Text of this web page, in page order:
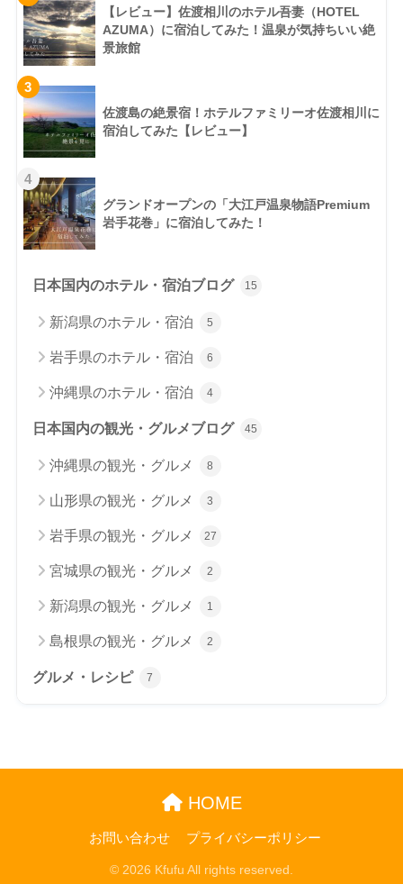
【レビュー】佐渡相川のホテル吾妻（HOTEL
AZUMA）に宿泊してみた！温泉が気持ちいい絶
景旅館
3
佐渡島の絶景宿！ホテルファミリーオ佐渡相川に
宿泊してみた【レビュー】
4
グランドオープンの「大江戸温泉物語Premium
岩手花巻」に宿泊してみた！
日本国内のホテル・宿泊ブログ 15
新潟県のホテル・宿泊 5
岩手県のホテル・宿泊 6
沖縄県のホテル・宿泊 4
日本国内の観光・グルメブログ 45
沖縄県の観光・グルメ 8
山形県の観光・グルメ 3
岩手県の観光・グルメ 27
宮城県の観光・グルメ 2
新潟県の観光・グルメ 1
島根県の観光・グルメ 2
グルメ・レシピ 7
HOME
お問い合わせ プライバシーポリシー
© 2026 Kfufu All rights reserved.